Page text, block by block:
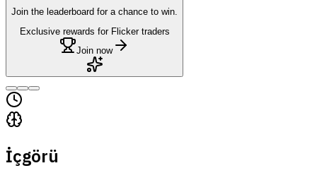
Join the leaderboard for a chance to win.
Exclusive rewards for Flicker traders
Join now
İçgörü